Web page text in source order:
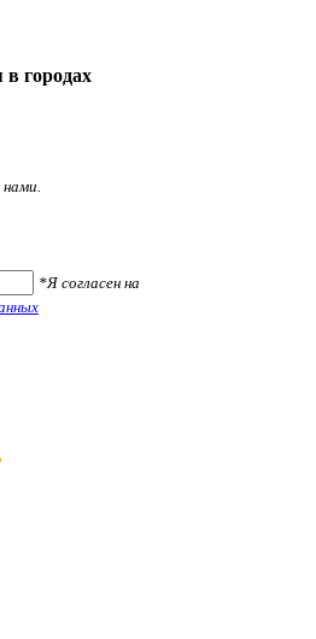
городах
нами.
*Я согласен на